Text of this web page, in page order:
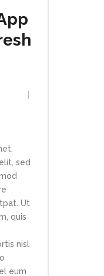
sed
Ut
quis
nisl
eum